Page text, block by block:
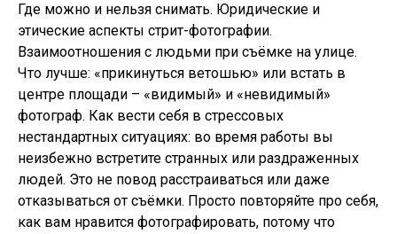
Где можно и нельзя снимать. Юридические и
этические аспекты стрит-фотографии.
Взаимоотношения с людьми при съёмке на улице.
Что лучше: «прикинуться ветошью» или встать в
центре площади – «видимый» и «невидимый»
фотограф. Как вести себя в стрессовых
нестандартных ситуациях: во время работы вы
неизбежно встретите странных или раздраженных
людей. Это не повод расстраиваться или даже
отказываться от съёмки. Просто повторяйте про себя,
как вам нравится фотографировать, потому что